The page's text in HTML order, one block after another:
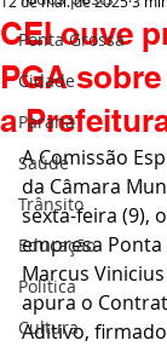
Ponta Grossa
Cidade
Paraná
Saúde
Trânsito
Educação
Política
Cultura
CEI ouve
PGA
a
A Comissão
da Câmara
sexta-feira (9),
empresa
Marcus
apura o
Aditivo,